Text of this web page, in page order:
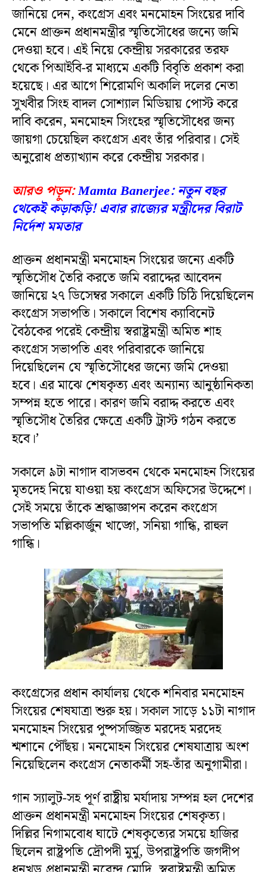
জানিয়ে দেন, কংগ্রেস এবং মনমোহন সিংয়ের দাবি
মেনে প্রাক্তন প্রধানমন্ত্রীর স্মৃতিসৌধের জন্যে জমি
দেওয়া হবে। এই নিয়ে কেন্দ্রীয় সরকারের তরফ
থেকে পিআইবি-র মাধ্যমে একটি বিবৃতি প্রকাশ করা
হয়েছে। এর আগে শিরোমণি অকালি দলের নেতা
সুখবীর সিংহ বাদল সোশ্যাল মিডিয়ায় পোস্ট করে
দাবি করেন, মনমোহন সিংহের স্মৃতিসৌধের জন্য
জায়গা চেয়েছিল কংগ্রেস এবং তাঁর পরিবার। সেই
অনুরোধ প্রত্যাখ্যান করে কেন্দ্রীয় সরকার।
আরও পড়ুন:Mamta Banerjee: নতুন বছর
থেকেই কড়াকড়ি! এবার রাজ্যের মন্ত্রীদের বিরাট
নির্দেশ মমতার
প্রাক্তন প্রধানমন্ত্রী মনমোহন সিংয়ের জন্যে একটি
স্মৃতিসৌধ তৈরি করতে জমি বরাদ্দের আবেদন
জানিয়ে ২৭ ডিসেম্বর সকালে একটি চিঠি দিয়েছিলেন
কংগ্রেস সভাপতি। সকালে বিশেষ ক্যাবিনেট
বৈঠকের পরেই কেন্দ্রীয় স্বরাষ্ট্রমন্ত্রী অমিত শাহ
কংগ্রেস সভাপতি এবং পরিবারকে জানিয়ে
দিয়েছিলেন যে স্মৃতিসৌধের জন্যে জমি দেওয়া
হবে। এর মাঝে শেষকৃত্য এবং অন্যান্য আনুষ্ঠানিকতা
সম্পন্ন হতে পারে। কারণ জমি বরাদ্দ করতে এবং
স্মৃতিসৌধ তৈরির ক্ষেত্রে একটি ট্রাস্ট গঠন করতে
হবে।’
সকালে ৯টা নাগাদ বাসভবন থেকে মনমোহন সিংয়ের
মৃতদেহ নিয়ে যাওয়া হয় কংগ্রেস অফিসের উদ্দেশে।
সেই সময়ে তাঁকে শ্রদ্ধাজ্ঞাপন করেন কংগ্রেস
সভাপতি মল্লিকার্জুন খাড়্গে, সনিয়া গান্ধি, রাহুল
গান্ধি।
কংগ্রেসের প্রধান কার্যালয় থেকে শনিবার মনমোহন
সিংয়ের শেষযাত্রা শুরু হয়। সকাল সাড়ে ১১টা নাগাদ
মনমোহন সিংয়ের পুষ্পসজ্জিত মরদেহ মরদেহ
শ্মশানে পৌঁছয়। মনমোহন সিংয়ের শেষযাত্রায় অংশ
নিয়েছিলেন কংগ্রেস নেতাকর্মী সহ-তাঁর অনুগামীরা।
গান স্যালুট-সহ পূর্ণ রাষ্ট্রীয় মর্যাদায় সম্পন্ন হল দেশের
প্রাক্তন প্রধানমন্ত্রী মনমোহন সিংয়ের শেষকৃত্য।
দিল্লির নিগামবোধ ঘাটে শেষকৃত্যের সময়ে হাজির
ছিলেন রাষ্ট্রপতি দ্রৌপদী মুর্মু, উপরাষ্ট্রপতি জগদীপ